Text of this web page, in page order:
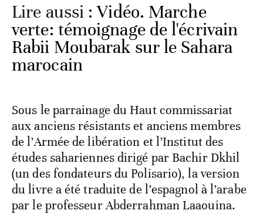
Lire aussi :Vidéo. Marche
verte: témoignage de l'écrivain
Rabii Moubarak sur le Sahara
marocain
Sous le parrainage du Haut commissariat
aux anciens résistants et anciens membres
de l’Armée de libération et l’Institut des
études sahariennes dirigé par Bachir Dkhil
(un des fondateurs du Polisario), la version
du livre a été traduite de l’espagnol à l’arabe
par le professeur Abderrahman Laaouina.